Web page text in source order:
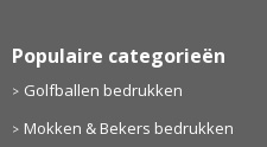
Populaire categorieën
Golfballen bedrukken
Mokken & Bekers bedrukken